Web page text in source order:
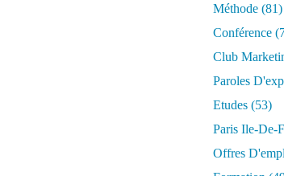
Méthode (81)
Conférence
Club
Paroles
Etudes (53)
Paris Ile-De-
Offres